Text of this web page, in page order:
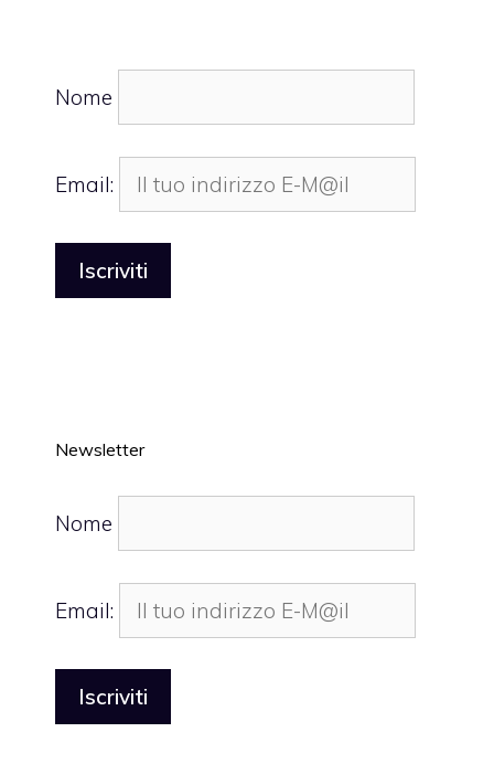
Nome
Email:
Newsletter
Nome
Email: